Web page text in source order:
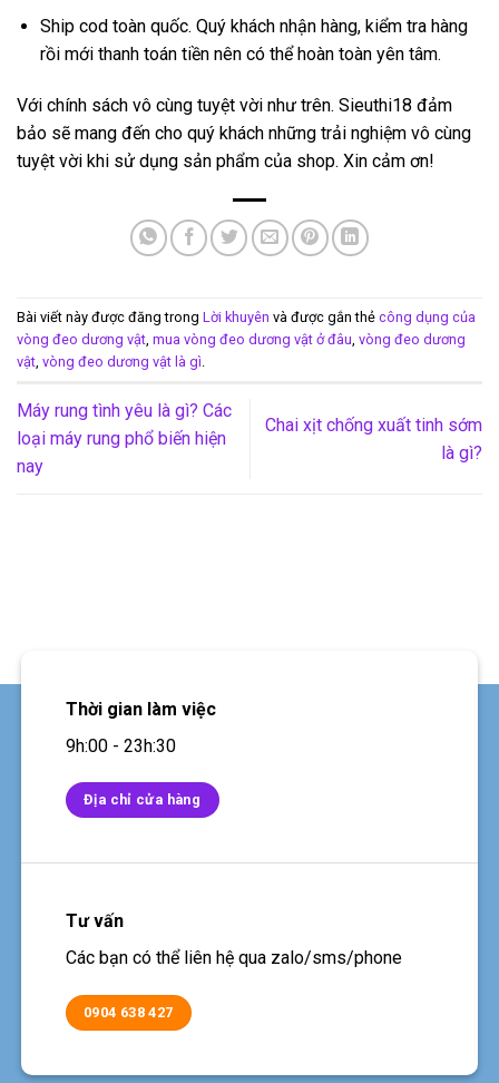
Ship cod toàn quốc. Quý khách nhận hàng, kiểm tra hàng
rồi mới thanh toán tiền nên có thể hoàn toàn yên tâm.
Với chính sách vô cùng tuyệt vời như trên. Sieuthi18 đảm
bảo sẽ mang đến cho quý khách những trải nghiệm vô cùng
tuyệt vời khi sử dụng sản phẩm của shop. Xin cảm ơn!
Bài viết này được đăng trong Lời khuyên và được gắn thẻ công dụng của
vòng đeo dương vật mua vòng đeo dương vật ở đâu vòng đeo dương
vật vòng đeo dương vật là gì
Máy rung tình yêu là gì? Các
loại máy rung phổ biến hiện
nay
Chai xịt chống xuất tinh sớm
là gì?
Thời gian làm việc
9h:00 - 23h:30
Địa chỉ cửa hàng
Tư vấn
Các bạn có thể liên hệ qua zalo/sms/phone
0904 638 427